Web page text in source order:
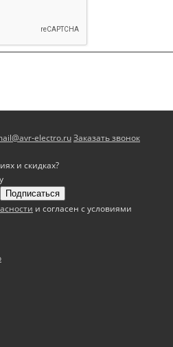
electro.ruЗаказать звонок
и скидках?
Подписаться
и согласен с условиями